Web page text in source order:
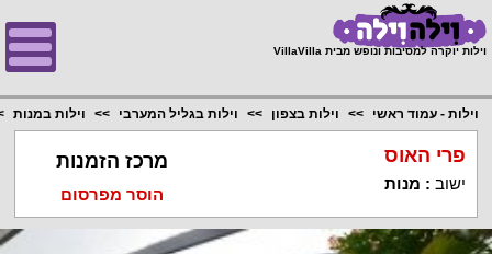
וילות יוקרה למסיבות ונופש מבית VillaVilla
וילות - עמוד ראשי וילות בצפון וילות בגליל המערבי וילות במנות
פרי האוס
ישוב : מנות
מרכז הזמנות
הוסר מפרסום